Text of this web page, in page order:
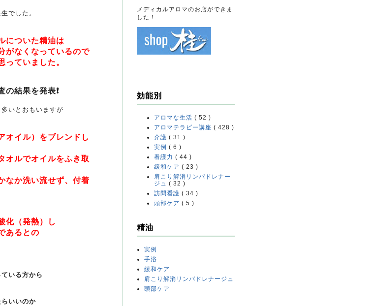
でした。
についた精油は
がなくなっているので
っていました。
結果を発表❗️
いとおもいますが
オイル）をブレンドし
オルでオイルをふき取
なか洗い流せず、付着
化（発熱）し
あるとの
いる方から
いいのか
メディカルアロマのお店ができま
した！
効能別
アロマな生活 ( 52 )
アロマテラピー講座 ( 428 )
介護 ( 31 )
実例 ( 6 )
看護力 ( 44 )
緩和ケア ( 23 )
肩こり解消リンパドレナー
ジュ ( 32 )
訪問看護 ( 34 )
頭部ケア ( 5 )
精油
実例
手浴
緩和ケア
肩こり解消リンパドレナージュ
頭部ケア